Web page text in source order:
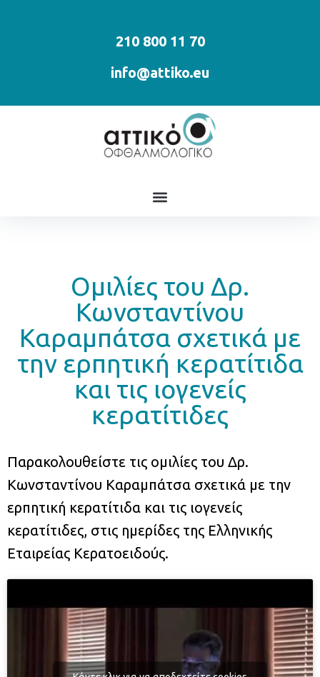
210 800 11 70
info@attiko.eu
Ομιλίες του Δρ.
Κωνσταντίνου
Καραμπάτσα σχετικά με
την ερπητική κερατίτιδα
και τις ιογενείς
κερατίτιδες
Παρακολουθείστε τις ομιλίες του Δρ.
Κωνσταντίνου Καραμπάτσα σχετικά με την
ερπητική κερατίτιδα και τις ιογενείς
κερατίτιδες, στις ημερίδες της Ελληνικής
Εταιρείας Κερατοειδούς.